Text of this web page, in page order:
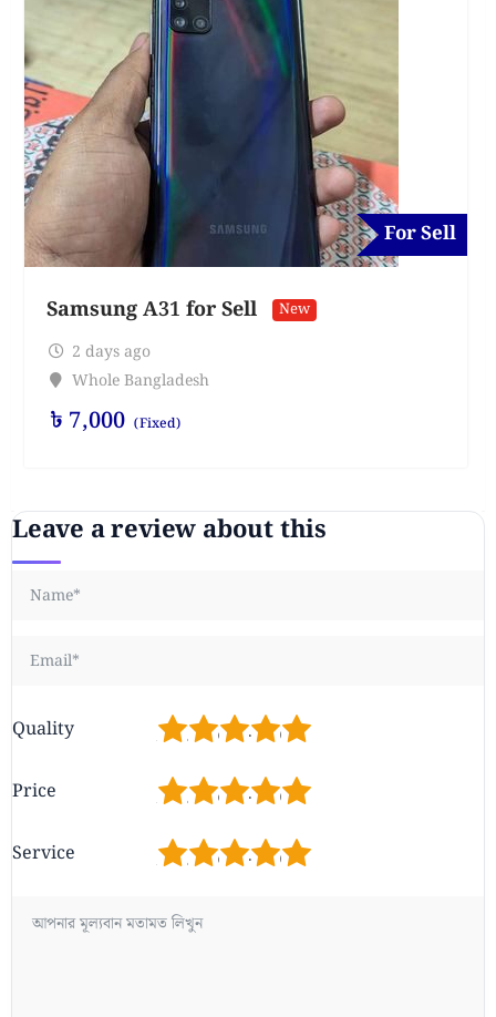
For Sell
Samsung A31 for Sell New
2 days ago
Whole Bangladesh
৳ 7,000 (Fixed)
Leave a review about this
Quality 5
4
3
2
Price 5
4
3
2
Service 5
4
3
2